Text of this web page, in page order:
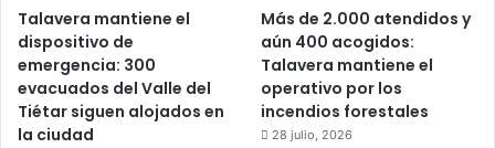
Talavera mantiene el
dispositivo de
emergencia: 300
evacuados del Valle del
Tiétar siguen alojados en
la ciudad
Más de 2.000 atendidos y
aún 400 acogidos:
Talavera mantiene el
operativo por los
incendios forestales
28 julio, 2026